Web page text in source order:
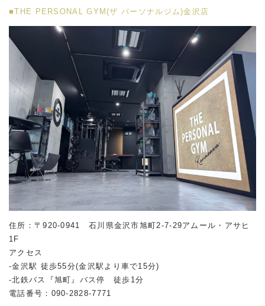
■THE PERSONAL GYM(ザ パーソナルジム)金沢店
住所：〒920-0941 石川県金沢市旭町2-7-29アムール・アサヒ
1F
アクセス
-金沢駅 徒歩55分(金沢駅より車で15分)
-北鉄バス『旭町』バス停 徒歩1分
電話番号：090-2828-7771